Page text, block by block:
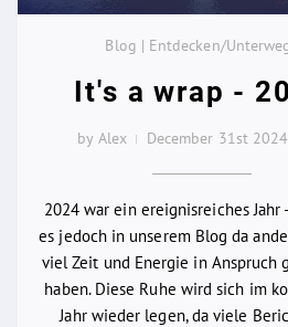
Blog | Entdecken/
It's a wrap -
by Alex December 31st 2024
2024 war ein ereignisreiches Jahr
es jedoch in unserem Blog da
viel Zeit und Energie in Anspruch
haben. Diese Ruhe wird sich im
Jahr wieder legen, da viele